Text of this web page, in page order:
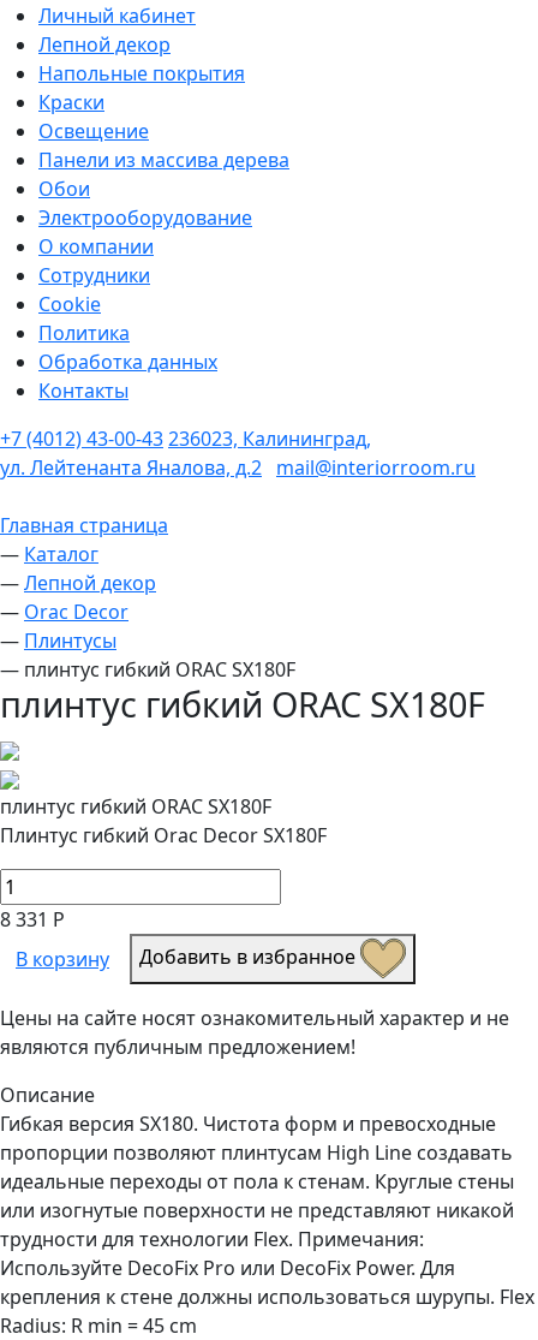
Личный кабинет
Лепной декор
Напольные покрытия
Краски
Освещение
Панели из массива дерева
Обои
Электрооборудование
О компании
Сотрудники
Cookie
Политика
Обработка данных
Контакты
+7 (4012) 43-00-43236023, Калининград,
ул. Лейтенанта Яналова, д.2 mail@interiorroom.ru
Главная страница
— Каталог
—Лепной декор
— Orac Decor
— Плинтусы
— плинтус гибкий ORAC SX180F
плинтус гибкий ORAC SX180F
плинтус гибкий ORAC SX180F
Плинтус гибкий Orac Decor SX180F
8 331 Р
В корзину
Добавить в избранное
Цены на сайте носят ознакомительный характер и не
являются публичным предложением!
Описание
Гибкая версия SX180. Чистота форм и превосходные
пропорции позволяют плинтусам High Line создавать
идеальные переходы от пола к стенам. Круглые стены
или изогнутые поверхности не представляют никакой
трудности для технологии Flex. Примечания:
Используйте DecoFix Pro или DecoFix Power. Для
крепления к стене должны использоваться шурупы. Flex
Radius: R min = 45 cm